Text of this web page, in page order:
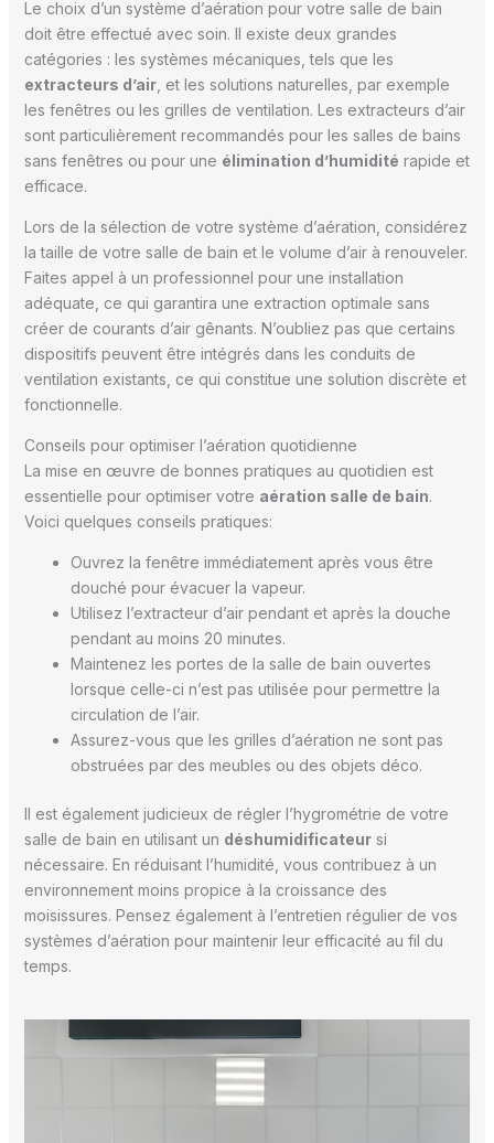
Le choix d’un système d’aération pour votre salle de bain
doit être effectué avec soin. Il existe deux grandes
catégories : les systèmes mécaniques, tels que les
extracteurs d’air, et les solutions naturelles, par exemple
les fenêtres ou les grilles de ventilation. Les extracteurs d’air
sont particulièrement recommandés pour les salles de bains
sans fenêtres ou pour une élimination d’humidité rapide et
efficace.
Lors de la sélection de votre système d’aération, considérez
la taille de votre salle de bain et le volume d’air à renouveler.
Faites appel à un professionnel pour une installation
adéquate, ce qui garantira une extraction optimale sans
créer de courants d’air gênants. N’oubliez pas que certains
dispositifs peuvent être intégrés dans les conduits de
ventilation existants, ce qui constitue une solution discrète et
fonctionnelle.
Conseils pour optimiser l’aération quotidienne
La mise en œuvre de bonnes pratiques au quotidien est
essentielle pour optimiser votre aération salle de bain.
Voici quelques conseils pratiques:
Ouvrez la fenêtre immédiatement après vous être
douché pour évacuer la vapeur.
Utilisez l’extracteur d’air pendant et après la douche
pendant au moins 20 minutes.
Maintenez les portes de la salle de bain ouvertes
lorsque celle-ci n’est pas utilisée pour permettre la
circulation de l’air.
Assurez-vous que les grilles d’aération ne sont pas
obstruées par des meubles ou des objets déco.
Il est également judicieux de régler l’hygrométrie de votre
salle de bain en utilisant un déshumidificateursi
nécessaire. En réduisant l’humidité, vous contribuez à un
environnement moins propice à la croissance des
moisissures. Pensez également à l’entretien régulier de vos
systèmes d’aération pour maintenir leur efficacité au fil du
temps.